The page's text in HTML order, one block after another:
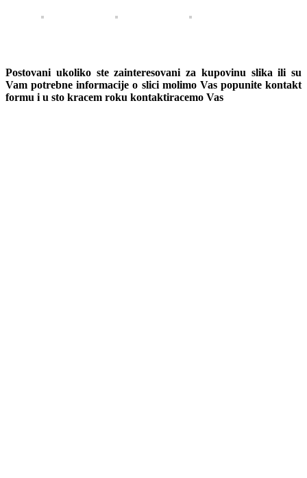
Postovani ukoliko ste zainteresovani za kupovinu slika ili su
Vam potrebne informacije o slici molimo Vas popunite kontakt
formu i u sto kracem roku kontaktiracemo Vas